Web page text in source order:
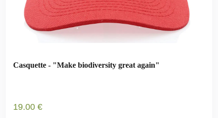
Casquette - "Make biodiversity great again"
19.00 €